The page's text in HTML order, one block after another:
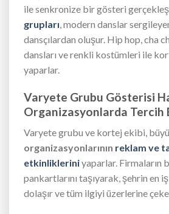
ile senkronize bir gösteri
grupları , modern danslar
dansçılardan oluşur. Hip hop, cha
dansları ve renkli kostümleri ile
yaparlar.
Varyete Grubu Gösterisi
Organizasyonlarda Tercih
Varyete grubu ve kortej ekibi,
organizasyonlarının reklam ve
etkinlikleriniyaparlar. Firmaların
pankartlarını taşıyarak, şehrin en
dolaşır ve tüm ilgiyi üzerlerine